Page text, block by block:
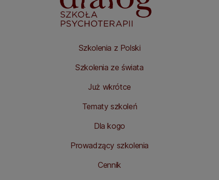
Szkolenia z Polski
Szkolenia ze świata
Już wkrótce
Tematy szkoleń
Dla kogo
Prowadzący szkolenia
Cennik